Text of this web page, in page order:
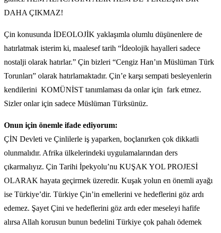
DAHA ÇIKMAZ!
Çin konusunda İDEOLOJİK yaklaşımla olumlu düşünenlere de
hatırlatmak isterim ki, maalesef tarih “İdeolojik hayalleri sadece
nostalji olarak hatırlar.” Çin bizleri “Cengiz Han’ın Müslüman Türk
Torunları” olarak hatırlamaktadır. Çin’e karşı sempati besleyenlerin
kendilerini KOMÜNİST tanımlaması da onlar için fark etmez.
Sizler onlar için sadece Müslüman Türksünüz.
Onun için önemle ifade ediyorum:
ÇİN Devleti ve Çinlilerle iş yaparken, boçlanırken çok dikkatli
olunmalıdır. Afrika ülkelerindeki uygulamalarından ders
çıkarmalıyız. Çin Tarihi İpekyolu’nu KUŞAK YOL PROJESİ
OLARAK hayata geçirmek üzeredir. Kuşak yolun en önemli ayağı
ise Türkiye’dir. Türkiye Çin’in emellerini ve hedeflerini göz ardı
edemez. Şayet Çini ve hedeflerini göz ardı eder meseleyi hafife
alırsa Allah korusun bunun bedelini Türkiye çok pahalı ödemek